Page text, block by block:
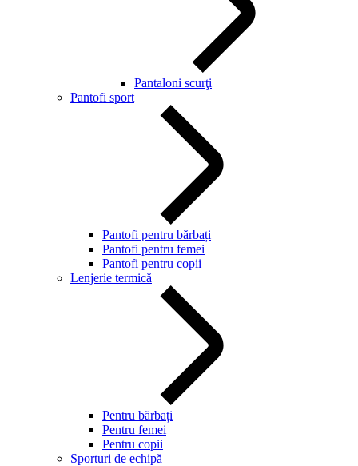
Pantaloni scurţi
Pantofi sport
Pantofi pentru bărbați
Pantofi pentru femei
Pantofi pentru copii
Lenjerie termică
Pentru bărbați
Pentru femei
Pentru copii
Sporturi de echipă